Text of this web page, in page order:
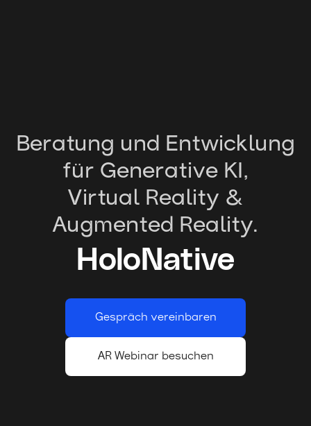
Beratung und Entwicklung
für Generative KI,
Virtual Reality &
Augmented Reality.
HoloNative
Gespräch vereinbaren
AR Webinar besuchen